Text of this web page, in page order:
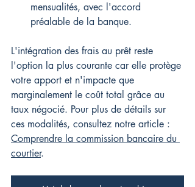
mensualités, avec l'accord
préalable de la banque.
L'intégration des frais au prêt reste
l'option la plus courante car elle protège
votre apport et n'impacte que
marginalement le coût total grâce au
taux négocié. Pour plus de détails sur
ces modalités, consultez notre article :
Comprendre la commission bancaire du
courtier.